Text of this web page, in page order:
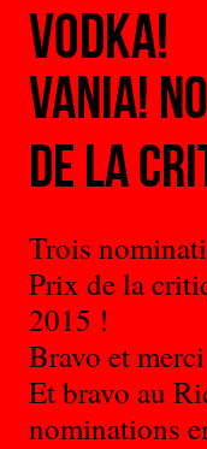
Vodka!
Vania!
de la
Trois
Prix de la
2015 !
Bravo et
Et bravo au
nominations